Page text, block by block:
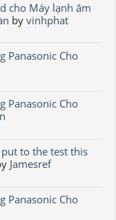
cho Máy lạnh âm
byvinhphat
Panasonic Cho
Panasonic Cho
put to the test this
Jamesref
Panasonic Cho